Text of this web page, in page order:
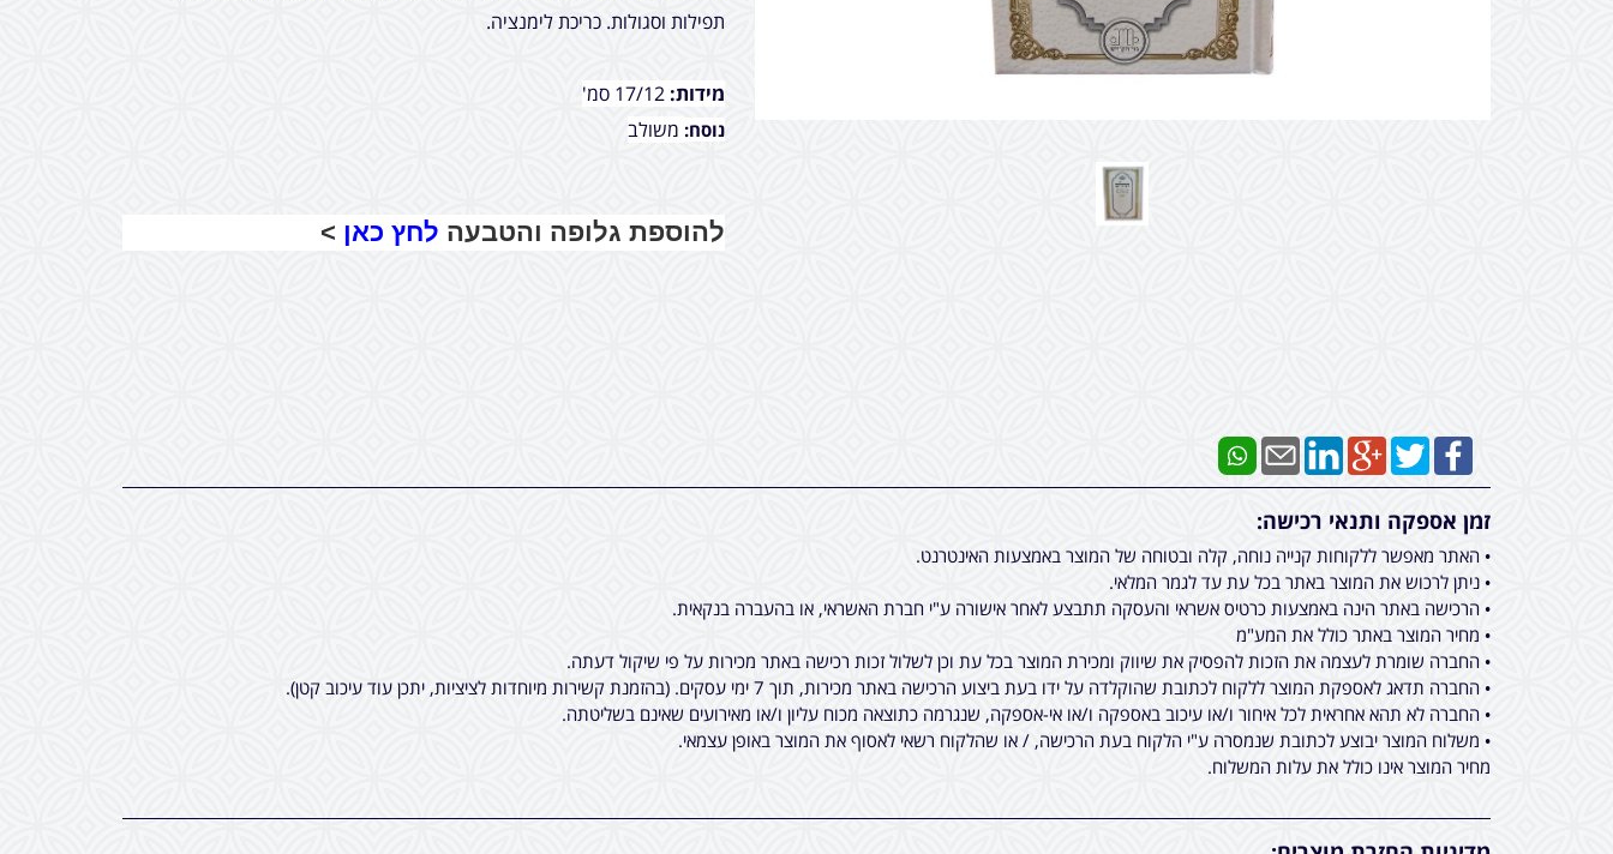
תפילות וסגולות. כריכת לימנציה.
מידות: 17/12 סמ'
נוסח: משולב
להוספת גלופה והטבעה לחץ כאן >
זמן אספקה ותנאי רכישה:
• האתר מאפשר ללקוחות קנייה נוחה, קלה ובטוחה של המוצר באמצעות האינטרנט.
• ניתן לרכוש את המוצר באתר בכל עת עד לגמר המלאי.
• הרכישה באתר הינה באמצעות כרטיס אשראי והעסקה תתבצע לאחר אישורה ע"י חברת האשראי, או בהעברה בנקאית.
• מחיר המוצר באתר כולל את המע"מ
• החברה שומרת לעצמה את הזכות להפסיק את שיווק ומכירת המוצר בכל עת וכן לשלול זכות רכישה באתר מכירות על פי שיקול דעתה.
• החברה תדאג לאספקת המוצר ללקוח לכתובת שהוקלדה על ידו בעת ביצוע הרכישה באתר מכירות, תוך 7 ימי עסקים. (בהזמנת קשירות מיוחדות לציציות, יתכן עוד עיכוב קטן).
• החברה לא תהא אחראית לכל איחור ו/או עיכוב באספקה ו/או אי-אספקה, שנגרמה כתוצאה מכוח עליון ו/או מאירועים שאינם בשליטתה.
• משלוח המוצר יבוצע לכתובת שנמסרה ע"י הלקוח בעת הרכישה, / או שהלקוח רשאי לאסוף את המוצר באופן עצמאי.
מחיר המוצר אינו כולל את עלות המשלוח.